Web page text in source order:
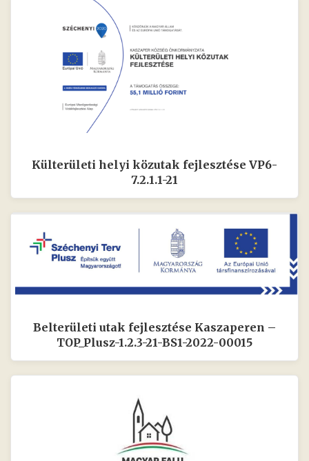
Külterületi helyi közutak fejlesztése VP6-
7.2.1.1-21
Belterületi utak fejlesztése Kaszaperen –
TOP_Plusz-1.2.3-21-BS1-2022-00015